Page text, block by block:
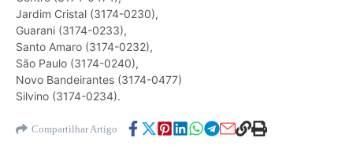
Jardim Cristal (3174-0230),
Guarani (3174-0233),
Santo Amaro (3174-0232),
São Paulo (3174-0240),
Novo Bandeirantes (3174-0477)
Silvino (3174-0234).
Compartilhar Artigo